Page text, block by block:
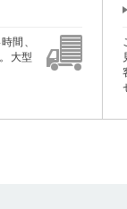
間、
大型